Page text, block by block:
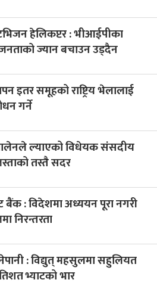
हेलिकप्टर : भीआईपीका
ज्यान बचाउन उड्दैन
इतर समूहको राष्ट्रिय भेलालाई
गर्ने
बालेनले ल्याएको विधेयक संसदीय
तस्तै सदर
बैंक : विदेशमा अध्ययन पूरा नगरी
निरन्तरता
: विद्युत् महसुलमा सहुलियत
भ्याटको भार